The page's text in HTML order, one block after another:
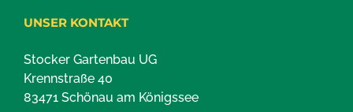
UNSER KONTAKT
Stocker Gartenbau UG
Krennstraße 40
83471 Schönau am Königssee